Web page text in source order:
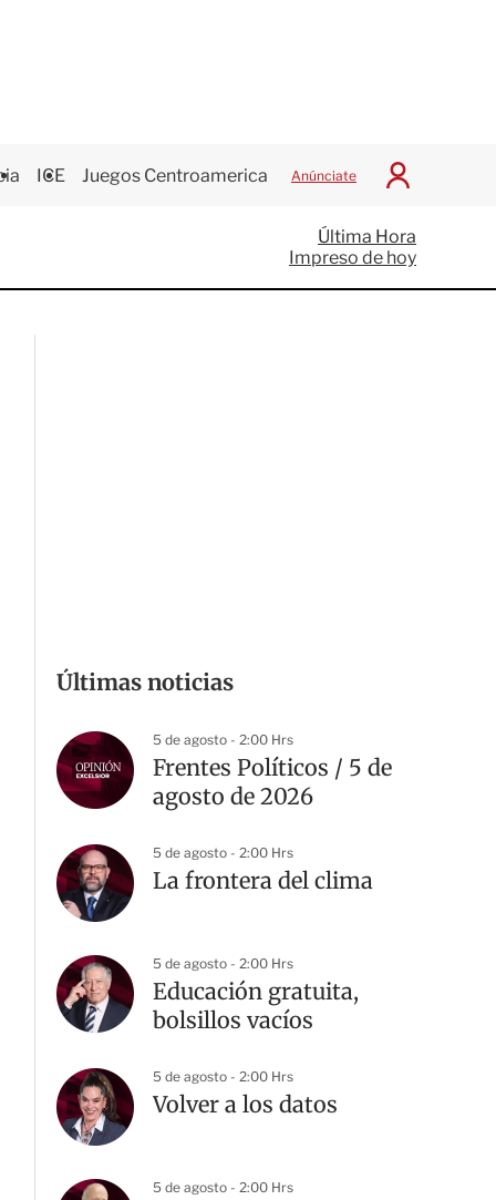
ICE Juegos CentroamericanosAnúnciate
I
c
i
a
Última Hora
Impreso de hoy
Últimas noticias
5 de agosto - 2:00 Hrs
Frentes Políticos / 5 de
agosto de 2026
5 de agosto - 2:00 Hrs
La frontera del clima
5 de agosto - 2:00 Hrs
Educación gratuita,
bolsillos vacíos
5 de agosto - 2:00 Hrs
Volver a los datos
5 de agosto - 2:00 Hrs